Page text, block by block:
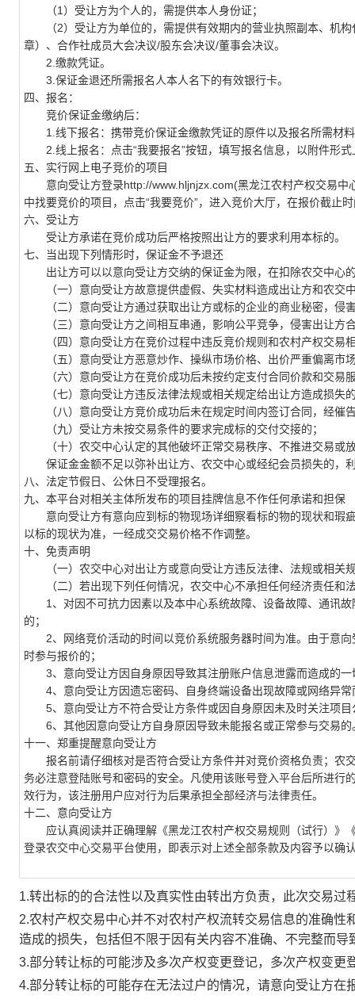
（1）受让方为个人的，需提供本人身份证；
（2）受让方为单位的，需提供有效期内的营业执照副本、机构
章）、合作社成员大会决议/股东会决议/董事会决议。
2.缴款凭证。
3.保证金退还所需报名人本人名下的有效银行卡。
四、报名：
竞价保证金缴纳后：
1.线下报名：携带竞价保证金缴款凭证的原件以及报名所需材
2.线上报名：点击“我要报名”按钮，填写报名信息，以附件形式
五、实行网上电子竞价的项目
意向受让方登录http://www.hljnjzx.com(黑龙江农村产权交易中
中找要竞价的项目，点击“我要竞价”，进入竞价大厅，在报价截止
六、受让方
受让方承诺在竞价成功后严格按照出让方的要求利用本标的。
七、当出现下列情形时，保证金不予退还
出让方可以以意向受让方交纳的保证金为限，在扣除农交中心
（一）意向受让方故意提供虚假、失实材料造成出让方和农交
（二）意向受让方通过获取出让方或标的企业的商业秘密，侵
（三）意向受让方之间相互串通，影响公平竞争，侵害出让方
（四）意向受让方在竞价过程中违反竞价规则和农村产权交易
（五）意向受让方恶意炒作、操纵市场价格、出价严重偏离市
（六）意向受让方在竞价成功后未按约定支付合同价款和交易
（七）意向受让方违反法律法规或相关规定给出让方造成损失
（八）意向受让方竞价成功后未在规定时间内签订合同，经催
（九）受让方未按交易条件的要求完成标的交付交接的；
（十）农交中心认定的其他破坏正常交易秩序、不推进交易或
保证金金额不足以弥补出让方、农交中心或经纪会员损失的，
八、法定节假日、公休日不受理报名。
九、本平台对相关主体所发布的项目挂牌信息不作任何承诺和担保
意向受让方有意向应到标的物现场详细察看标的物的现状和瑕
以标的现状为准，一经成交交易价格不作调整。
十、免责声明
（一）农交中心对出让方或意向受让方违反法律、法规或相关
（二）若出现下列任何情况，农交中心不承担任何经济责任和
1、对因不可抗力因素以及本中心系统故障、设备故障、通讯故
的；
2、网络竞价活动的时间以竞价系统服务器时间为准。由于意向
时参与报价的；
3、意向受让方因自身原因导致其注册账户信息泄露而造成的一
4、意向受让方因遗忘密码、自身终端设备出现故障或网络异常
5、意向受让方不符合受让方条件或因自身原因未及时关注项目
6、其他因意向受让方自身原因导致未能报名或正常参与交易的
十一、郑重提醒意向受让方
报名前请仔细核对是否符合受让方条件并对竞价资格负责；农
务必注意登陆账号和密码的安全。凡使用该账号登入平台后所进
效行为，该注册用户应对行为后果承担全部经济与法律责任。
十二、意向受让方
应认真阅读并正确理解《黑龙江农村产权交易规则（试行）》
登录农交中心交易平台使用，即表示对上述全部条款及内容予以确
1.转出标的的合法性以及真实性由转出方负责，此次交易
2.农村产权交易中心并不对农村产权流转交易信息的准确
造成的损失，包括但不限于因有关内容不准确、不完整而
3.部分转让标的可能涉及多次产权变更登记，多次产权变更
4.部分转让标的可能存在无法过户的情况，请意向受让方在